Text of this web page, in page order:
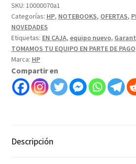
SKU: 10000070a1
Categorías: HP, NOTEBOOKS, OFERTAS,
NOVEDADES
Etiquetas: EN CAJA, equipo nuevo,
TOMAMOS TU EQUIPO EN PARTE DE PAGO
Marca: HP
Compartir en
Descripción